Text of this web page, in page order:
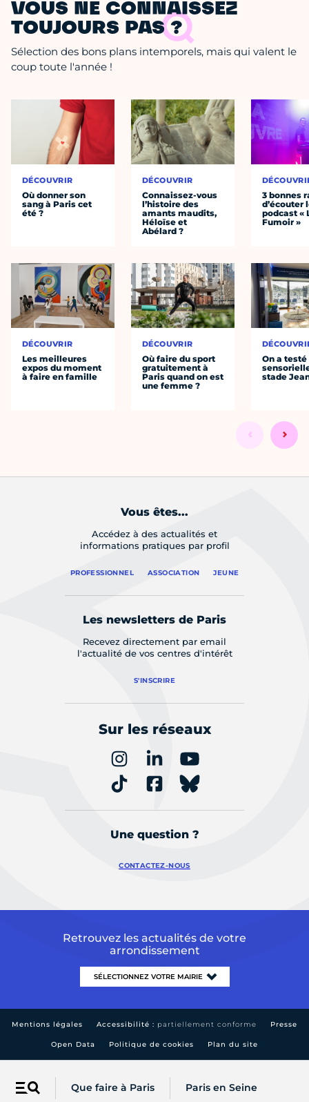
Menu Que faire à Paris Paris en Seine
VOUS NE CONNAISSEZ
TOUJOURS PAS ?
Sélection des bons plans intemporels, mais qui valent le
coup toute l'année !
DÉCOUVRIR
Où donner son
sang à Paris cet
été ?
DÉCOUVRIR
Les meilleures
expos du moment
à faire en famille
DÉCOUVRIR
Connaissez-vous
l’histoire des
amants maudits,
Héloïse et
Abélard ?
DÉCOUVRIR
Où faire du sport
gratuitement à
Paris quand on est
une femme ?
3 bonnes
d’écouter
podcast «
Fumoir »
On a
stade
Vous êtes...
Accédez à des actualités et
informations pratiques par profil
PROFESSIONNEL ASSOCIATION JEUNE
Les newsletters de Paris
Recevez directement par email
l'actualité de vos centres d'intérêt
S'INSCRIRE
Sur les réseaux
Une question ?
CONTACTEZ-NOUS
Retrouvez les actualités de votre
arrondissement
Mentions légales Accessibilité : partiellement conforme Presse
Open Data Politique de cookies Plan du site